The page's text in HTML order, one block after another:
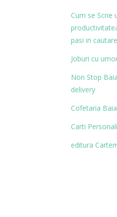
Cum se Scrie
pasi in
Joburi cu
Non Stop
delivery
Cofetaria
Carti
editura